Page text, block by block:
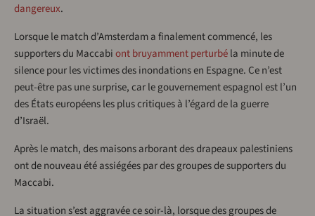
dangereux.
Lorsque le match d’Amsterdam a finalement commencé, les
supporters du Maccabiont bruyamment perturbéla minute de
silence pour les victimes des inondations en Espagne. Ce n’est
peut-être pas une surprise, car le gouvernement espagnol est l’un
des États européens les plus critiques à l’égard de la guerre
d’Israël.
Après le match, des maisons arborant des drapeaux palestiniens
ont de nouveau été assiégées par des groupes de supporters du
Maccabi.
La situation s’est aggravée ce soir-là, lorsque des groupes de